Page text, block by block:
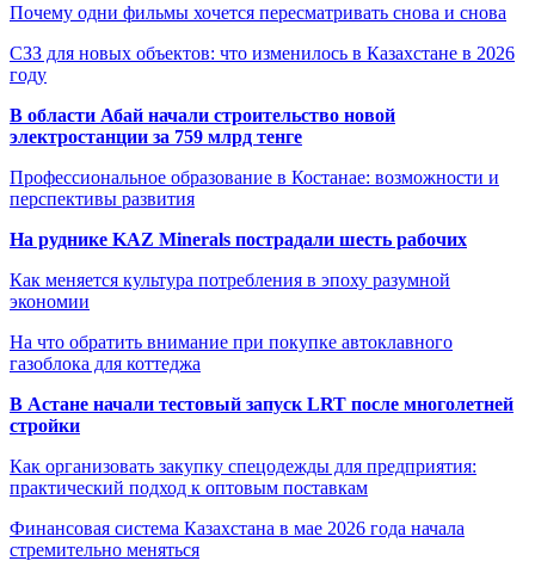
Почему одни фильмы хочется пересматривать снова и снова
СЗЗ для новых объектов: что изменилось в Казахстане в 2026
году
В области Абай начали строительство новой
электростанции за 759 млрд тенге
Профессиональное образование в Костанае: возможности и
перспективы развития
На руднике KAZ Minerals пострадали шесть рабочих
Как меняется культура потребления в эпоху разумной
экономии
На что обратить внимание при покупке автоклавного
газоблока для коттеджа
В Астане начали тестовый запуск LRT после многолетней
стройки
Как организовать закупку спецодежды для предприятия:
практический подход к оптовым поставкам
Финансовая система Казахстана в мае 2026 года начала
стремительно меняться